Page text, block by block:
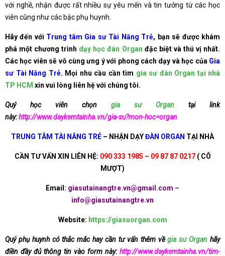
với nghề, nhận được rất nhiều sự yêu mến và tin tưởng từ các học
viên cũng như các bậc phụ huynh.
Hãy đến với Trung tâm Gia sư Tài Năng Trẻ, bạn sẽ được khám
phá một chương trình dạy học đàn Organ đặc biệt và thú vị nhất.
Các học viên sẽ vô cùng ưng ý với phong cách dạy và học của Gia
sư Tài Năng Trẻ. Mọi nhu cầu cần tìm gia sư đàn Organ tại nhà
TP HCM xin vui lòng liên hệ với chúng tôi.
Quý học viên chọn gia sư Organ tại link
này:http://www.daykemtainha.vn/gia-su?mon-hoc=organ
TRUNG TÂM TÀI NĂNG TRẺ – NHẬN DẠYĐÀN ORGAN TẠI NHÀ
CẦN TƯ VẤN XIN LIÊN HỆ: 090 333 1985 – 09 87 87 0217( CÔ
MƯỢT)
Email: giasutainangtre.vn@gmail.com –
info@giasutainangtre.vn
Website: https://giasuorgan.com
Quý phụ huynh có thắc mắc hay cần tư vấn thêm vềgia sư Organ hãy
điền đầy đủ thông tin vào form này: http://www.daykemtainha.vn/tim-